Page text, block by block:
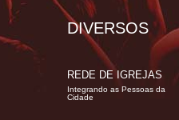
DIVERSOS
REDE DE IGREJAS
Integrando as Pessoas da
Cidade